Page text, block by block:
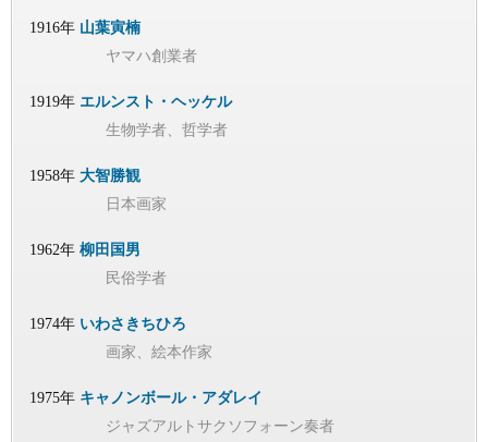
1916年 山葉寅楠
ヤマハ創業者
1919年 エルンスト・ヘッケル
生物学者、哲学者
1958年 大智勝観
日本画家
1962年 柳田国男
民俗学者
1974年 いわさきちひろ
画家、絵本作家
1975年 キャノンボール・アダレイ
ジャズアルトサクソフォーン奏者